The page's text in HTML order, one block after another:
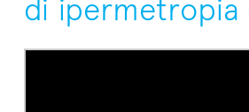
di ipermetropia